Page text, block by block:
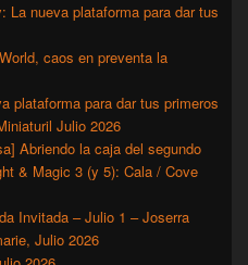
La nueva plataforma para dar tus
caos en preventa la
plataforma para dar tus primeros
Julio 2026
Abriendo la caja del segundo
& Magic 3 (y 5): Cala / Cove
Invitada – Julio 1 – Joserra
Julio 2026